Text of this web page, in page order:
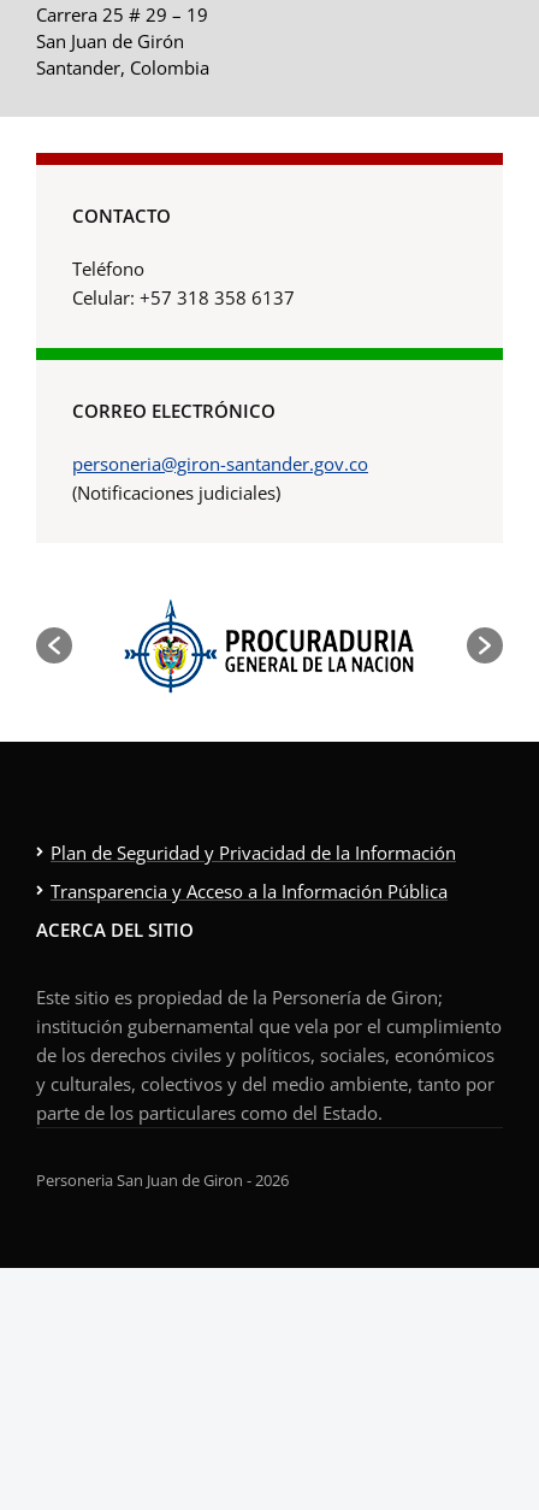
Carrera 25 # 29 – 19
San Juan de Girón
Santander, Colombia
CONTACTO
Teléfono
Celular: +57 318 358 6137
CORREO ELECTRÓNICO
personeria@giron-santander.gov.co
(Notificaciones judiciales)
Plan de Seguridad y Privacidad de la Información
Transparencia y Acceso a la Información Pública
ACERCA DEL SITIO
Este sitio es propiedad de la Personería de Giron;
institución gubernamental que vela por el cumplimiento
de los derechos civiles y políticos, sociales, económicos
y culturales, colectivos y del medio ambiente, tanto por
parte de los particulares como del Estado.
Personeria San Juan de Giron - 2026